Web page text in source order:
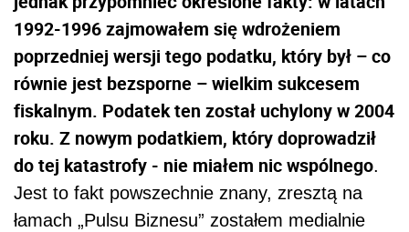
1992-1996 zajmowałem się wdrożeniem
poprzedniej wersji tego podatku, który był – co
równie jest bezsporne – wielkim sukcesem
fiskalnym. Podatek ten został uchylony w 2004
roku. Z nowym podatkiem, który doprowadził
do tej katastrofy - nie miałem nic wspólnego.
Jest to fakt powszechnie znany, zresztą na
łamach „Pulsu Biznesu” zostałem medialnie